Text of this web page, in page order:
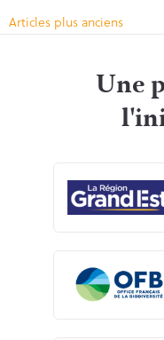
articles
Articles plus anciens
Une